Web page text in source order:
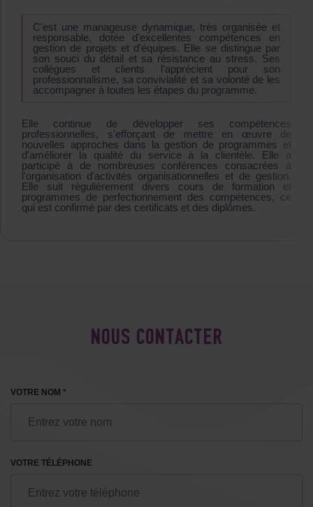
C'est une manageuse dynamique, très organisée et
responsable, dotée d'excellentes compétences en
gestion de projets et d'équipes. Elle se distingue par
son souci du détail et sa résistance au stress. Ses
collègues et clients l'apprécient pour son
professionnalisme, sa convivialité et sa volonté de les
accompagner à toutes les étapes du programme.
Elle continue de développer ses compétences
professionnelles, s'efforçant de mettre en œuvre de
nouvelles approches dans la gestion de programmes et
d'améliorer la qualité du service à la clientèle. Elle a
participé à de nombreuses conférences consacrées à
l'organisation d'activités organisationnelles et de gestion.
Elle suit régulièrement divers cours de formation et
programmes de perfectionnement des compétences, ce
qui est confirmé par des certificats et des diplômes.
NOUS CONTACTER
VOTRE NOM *
VOTRE TÉLÉPHONE